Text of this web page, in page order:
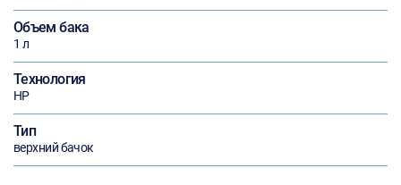
Объем бака
1 л
Технология
HP
Тип
верхний бачок